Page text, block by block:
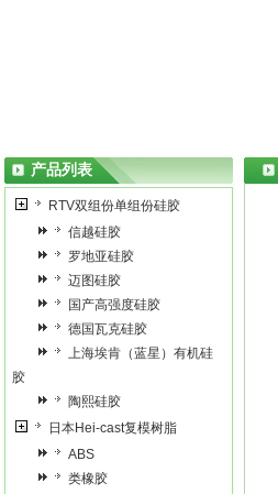
产品列表
RTV双组份单组份硅胶
信越硅胶
罗地亚硅胶
迈图硅胶
国产高强度硅胶
德国瓦克硅胶
上海埃肯（蓝星）有机硅
胶
陶熙硅胶
日本Hei-cast复模树脂
ABS
类橡胶